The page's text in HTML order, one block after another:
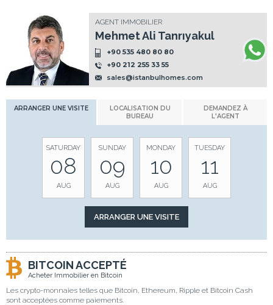
AGENT IMMOBILIER
Mehmet Ali Tanrıyakul
+90 535 480 80 80
+90 212 255 33 55
sales@istanbulhomes.com
ARRANGER UNE VISITE
LOCALISATION DU
BUREAU
DEMANDEZ À
L'AGENT
SATURDAY
08
AUG
SUNDAY
09
AUG
MONDAY
10
AUG
TUESDAY
11
AUG
BITCOIN ACCEPTÉ
Acheter Immobilier en Bitcoin
Les crypto-monnaies telles que Bitcoin, Ethereum, Ripple et Bitcoin Cash
sont acceptées comme paiements.